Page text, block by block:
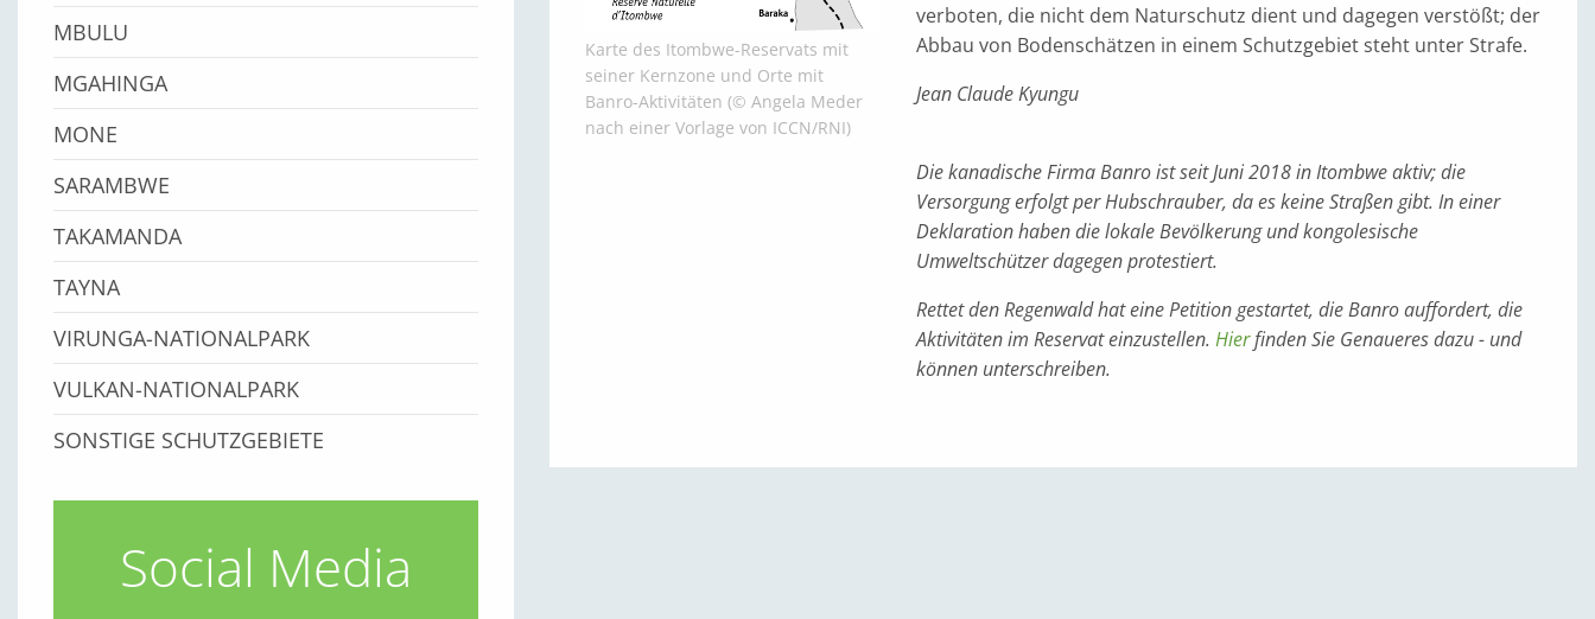
Karte des Itombwe-Reservats mit
seiner Kernzone und Orte mit
Banro-Aktivitäten (© Angela Meder
nach einer Vorlage von ICCN/RNI)
verboten, die nicht dem Naturschutz dient und dagegen verstößt; der
Abbau von Bodenschätzen in einem Schutzgebiet steht unter Strafe.
Jean Claude Kyungu
Die kanadische Firma Banro ist seit Juni 2018 in Itombwe aktiv; die
Versorgung erfolgt per Hubschrauber, da es keine Straßen gibt. In einer
Deklaration haben die lokale Bevölkerung und kongolesische
Umweltschützer dagegen protestiert.
Rettet den Regenwald hat eine Petition gestartet, die Banro auffordert, die
Aktivitäten im Reservat einzustellen. Hierfinden Sie Genaueres dazu - und
können unterschreiben.
MBULU
MGAHINGA
MONE
SARAMBWE
TAKAMANDA
TAYNA
VIRUNGA-NATIONALPARK
VULKAN-NATIONALPARK
SONSTIGE SCHUTZGEBIETE
Social Media